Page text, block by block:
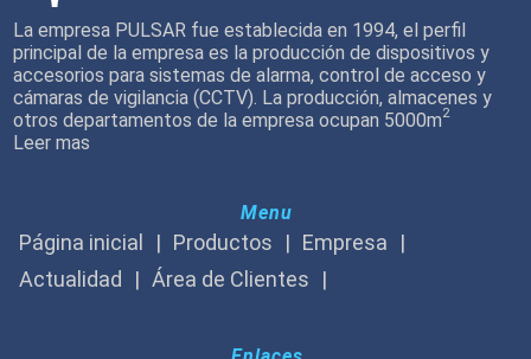
La empresa PULSAR fue establecida en 1994, el perfil
principal de la empresa es la producción de dispositivos y
accesorios para sistemas de alarma, control de acceso y
cámaras de vigilancia (CCTV). La producción, almacenes y
otros departamentos de la empresa ocupan 5000m2
Leer mas
Menu
Página inicial Productos
Empresa
Actualidad
Área de Clientes